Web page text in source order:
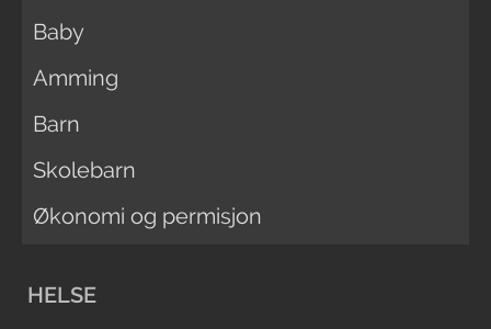
Baby
Amming
Barn
Skolebarn
Økonomi og permisjon
HELSE